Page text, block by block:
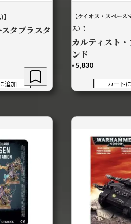
タブラスタ
追加
【ケイオス・スペー
入）】
カルティスト
ンド
¥5,830
カート